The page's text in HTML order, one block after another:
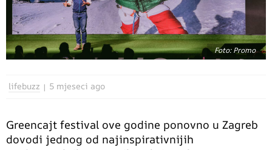
Foto: Promo
lifebuzz 5 mjeseci ago
Greencajt festival ove godine ponovno u Zagreb
dovodi jednog od najinspirativnijih